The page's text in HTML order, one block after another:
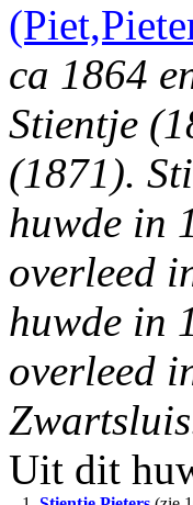
ca 1864
Stientje
(1871).
huwde in
overleed
huwde in
overleed
Uit dit